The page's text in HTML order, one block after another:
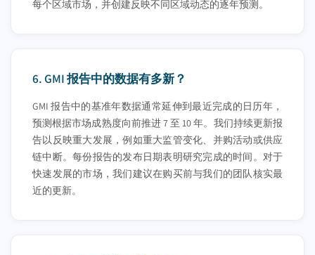
每个区域市场，并创建反映不同区域动态的逐年预测。
6.GMI 报告中的数据有多新？
GMI 报告中的基准年数据通常延伸到最近完成的日历年，
预测根据市场成熟度向前推进 7 至 10 年。我们持续更新报
告以反映重大发展，例如重大监管变化、并购活动或供应
链中断。每份报告的发布日期表明研究完成的时间。对于
快速发展的市场，我们建议在购买前与我们的团队核实最
近的更新。